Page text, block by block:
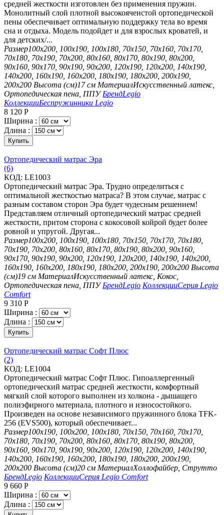
средней жесткости изготовлен без применения пружин.
Монолитный слой плотной высокоячеистой ортопедической
пены обеспечивает оптимальную поддержку тела во время
сна и отдыха. Модель подойдет и для взрослых кроватей, и
для детских/...
Размер100х200, 100х190, 100х180, 70х150, 70х160, 70х170,
70х180, 70х190, 70х200, 80х160, 80х170, 80х190, 80х200,
90х160, 90х170, 90х190, 90х200, 120х190, 120х200, 140х190,
140х200, 160х190, 160х200, 180х190, 180х200, 200х190,
200х200 Высота (см)17 см МатериалИскусственный латекс,
Ортопедическая пена, ППУ БрендLegio
КоллекцииБеспружинники Legio
8 120 Р
Ширина :
Длина :
Купить
Ортопедический матрас Эра
(6)
КОД: LE1003
Ортопедический матрас Эра. Трудно определиться с
оптимальной жесткостью матраса? В этом случае, матрас с
разным составом сторон Эра будет чудесным решением!
Представляем отличный ортопедический матрас средней
жесткости, притом сторона с кокосовой койрой будет более
ровной и упругой. Другая...
Размер100х200, 100х190, 100х180, 70х150, 70х170, 70х180,
70х190, 70х200, 80х160, 80х170, 80х190, 80х200, 90х160,
90х170, 90х190, 90х200, 120х190, 120х200, 140х190, 140х200,
160х190, 160х200, 180х190, 180х200, 200х190, 200х200 Высота
(см)19 см МатериалИскусственный латекс, Кокос,
Ортопедическая пена, ППУ БрендLegio КоллекцииСерия Legio
Comfort
9 310 Р
Ширина :
Длина :
Купить
Ортопедический матрас Софт Плюс
(2)
КОД: LE1004
Ортопедический матрас Софт Плюс. Гипоаллергенный
ортопедический матрас средней жесткости, комфортный
мягкий слой которого выполнен из холкона - дышащего
полиэфирного материала, плотного и износостойкого.
Произведен на основе независимого пружинного блока TFK-
256 (EVS500), который обеспечивает...
Размер100х190, 100х200, 100х180, 70х150, 70х160, 70х170,
70х180, 70х190, 70х200, 80х160, 80х170, 80х190, 80х200,
90х160, 90х170, 90х190, 90х200, 120х190, 120х200, 140х190,
140х200, 160х190, 160х200, 180х190, 180х200, 200х190,
200х200 Высота (см)20 см МатериалХоллофайбер, Струтто
БрендLegio КоллекцииСерия Legio Comfort
9 660 Р
Ширина :
Длина :